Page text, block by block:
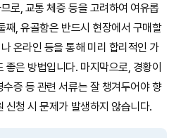
로, 교통 체증 등을 고려하여 여유롭
째, 유골함은 반드시 현장에서 구매할
온라인 등을 통해 미리 합리적인 가
은 방법입니다. 마지막으로, 경황이
증 등 관련 서류는 잘 챙겨두어야 향
신청 시 문제가 발생하지 않습니다.